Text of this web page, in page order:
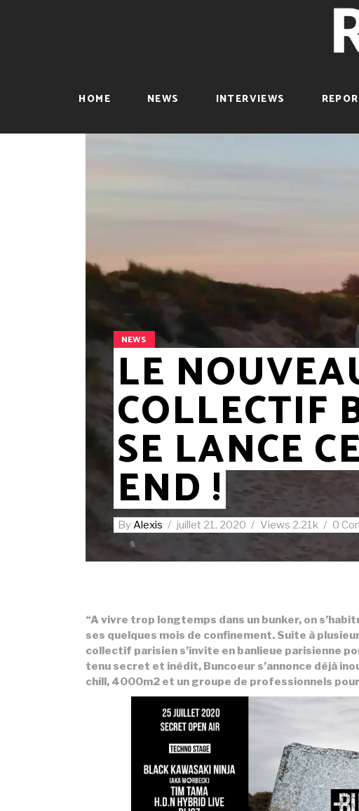
HOME NEWS INTERVIEWS
NEWS
LE
COLLECTIF
SE LANCE
END !
ByAlexis juillet 21, 2020 Views 2.21k 0
“A vivre trop longtemps dans un bunker, on
ses quelques mois de confinement. Suite à
collectif parisien s’invite en banlieue parisienne
tenu secret et inédit, Buncoeur s’annonce déjà
chill, 4000m2 et un groupe de professionnels